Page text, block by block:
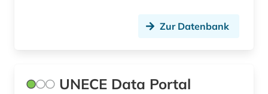
reisebericht (2)
Zur Datenbank
UNECE Data Portal